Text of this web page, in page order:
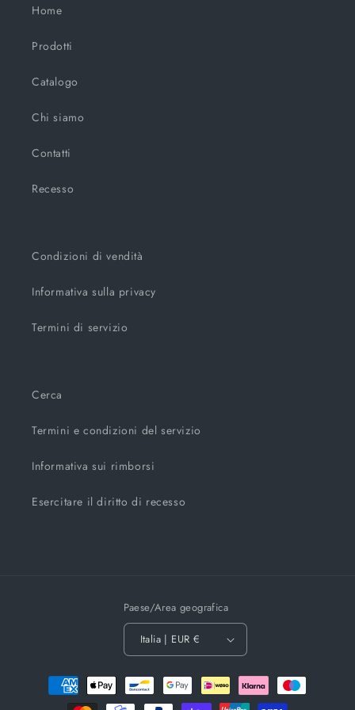
Home
Prodotti
Catalogo
Chi siamo
Contatti
Recesso
Condizioni di vendità
Informativa sulla privacy
Termini di servizio
Cerca
Termini e condizioni del servizio
Informativa sui rimborsi
Esercitare il diritto di recesso
Paese/Area geografica
Italia | EUR €
Metodi